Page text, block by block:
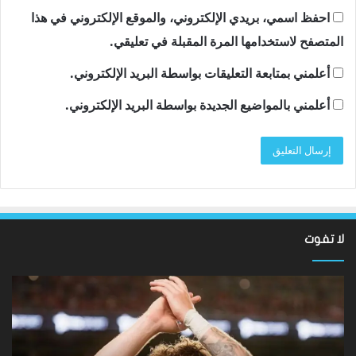
احفظ اسمي، بريدي الإلكتروني، والموقع الإلكتروني في هذا
المتصفح لاستخدامها المرة المقبلة في تعليقي.
أعلمني بمتابعة التعليقات بواسطة البريد الإلكتروني.
أعلمني بالمواضيع الجديدة بواسطة البريد الإلكتروني.
لا تفوت
نتائج
Hundred
2026:
فاز